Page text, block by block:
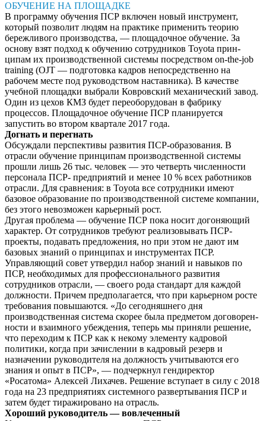
ОБУЧЕНИЕ НА ПЛОЩАДКЕ
В программу обучения ПСР включен новый инструмент,
который позволит людям на практике применить тео­рию
бережливого производства, — площадочное обучение. За
основу взят подход к обучению сотрудников Toyota прин­
ципам их производственной системы посредством on-the-job
training (OJT — подготовка кадров непосредственно на
рабочем месте под руководством наставника). В качестве
учебной площадки выбрали Ковровский меха­нический завод.
Один из цехов КМЗ будет переоборудован в фабрику
процессов. Площадочное обучение ПСР планиру­ется
запустить во втором квартале 2017 года.
Догнать и перегнать
Обсуждали перспективы разви­тия ПСР-образования. В
отрасли обучение принципам производ­ственной системы
прошли лишь 26 тыс. человек — это четверть численности
персонала ПСР- предприятий и менее 10 % всех работников
отрасли. Для срав­нения: в Toyota все сотрудни­ки имеют
базовое образование по производственной системе компании,
без этого невозмо­жен карьерный рост.
Другая проблема — обучение ПСР пока носит догоняющий
ха­рактер. От сотрудников требу­ют реализовывать ПСР-
проекты, подавать предложения, но при этом не дают им
базовых зна­ний о принципах и инструмен­тах ПСР.
Управляющий совет утвердил набор знаний и навыков по
ПСР, необходимых для профессио­нального развития
сотрудников отрасли, — своего рода стандарт для каждой
должности. Причем предполагается, что при карь­ерном росте
требования повы­шаются. «До сегодняшнего дня
производственная система ско­рее была предметом договорен­
ности и взаимного убеждения, теперь мы приняли решение,
что переходим к ПСР как к неко­му элементу кадровой
полити­ки, когда при зачислении в ка­дровый резерв и
назначении руководителя на должность учи­тываются его
знания и опыт в ПСР», — подчеркнул генди­ректор
«Росатома» Алексей Ли­хачев. Решение вступает в силу с 2018
года на 23 предприяти­ях системного развертывания ПСР и
затем будет тиражирова­но на отрасль.
Хороший руководитель — вовлеченный